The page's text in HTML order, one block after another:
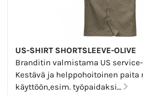
US-SHIRT SHORTSLEEVE-OLIVE
Branditin valmistama US
Kestävä ja helppohoitoinen paita
käyttöön,esim. työpaidaksi...